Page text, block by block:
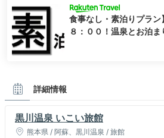
食事なし・素泊りプラン
８：００！温泉とお泊
詳細情報
黒川温泉 いこい旅館
熊本県 / 阿蘇、黒川温泉 / 旅館